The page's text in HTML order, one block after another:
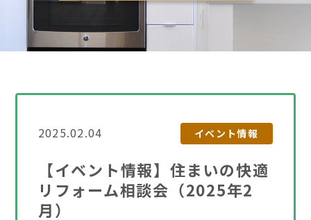
2025.02.04 イベント情報
【イベント情報】住まいの快適
リフォーム相談会（2025年2
月）